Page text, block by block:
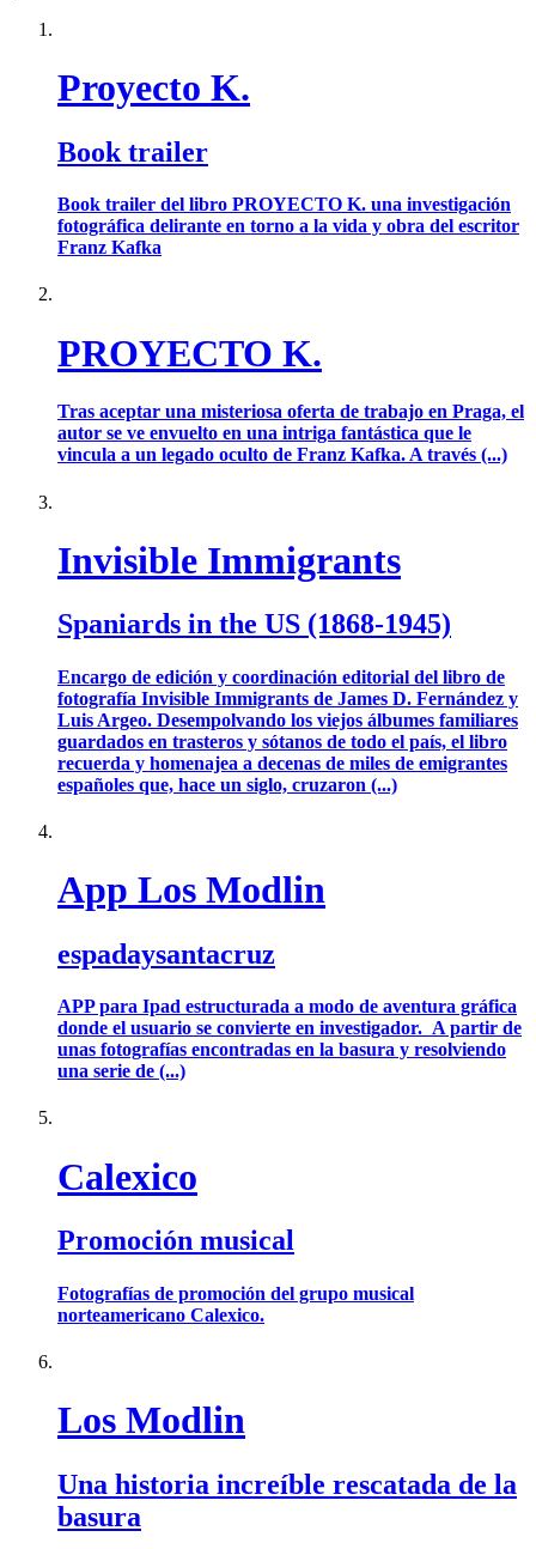
Proyecto K.
Book trailer
Book trailer del libro PROYECTO K. una investigación
fotográfica delirante en torno a la vida y obra del escritor
Franz Kafka
PROYECTO K.
Tras aceptar una misteriosa oferta de trabajo en Praga, el
autor se ve envuelto en una intriga fantástica que le
vincula a un legado oculto de Franz Kafka. A través (...)
Invisible Immigrants
Spaniards in the US (1868-1945)
Encargo de edición y coordinación editorial del libro de
fotografía Invisible Immigrants de James D. Fernández y
Luis Argeo. Desempolvando los viejos álbumes familiares
guardados en trasteros y sótanos de todo el país, el libro
recuerda y homenajea a decenas de miles de emigrantes
españoles que, hace un siglo, cruzaron (...)
App Los Modlin
espadaysantacruz
APP para Ipad estructurada a modo de aventura gráfica
donde el usuario se convierte en investigador. A partir de
unas fotografías encontradas en la basura y resolviendo
una serie de (...)
Calexico
Promoción musical
Fotografías de promoción del grupo musical
norteamericano Calexico.
Los Modlin
Una historia increíble rescatada de la
basura